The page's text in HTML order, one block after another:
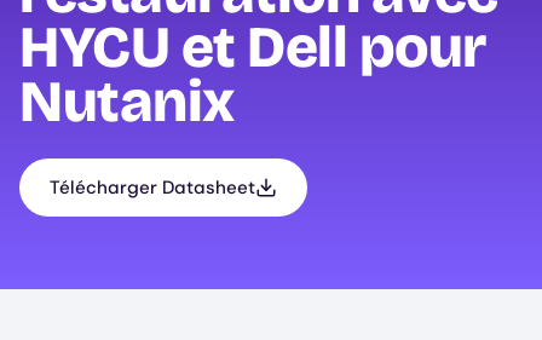
HYCU et Dell pour
Nutanix
Télécharger Datasheet